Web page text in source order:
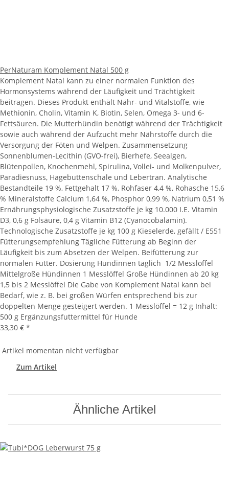
PerNaturam Komplement Natal 500 g
Komplement Natal kann zu einer normalen Funktion des
Hormonsystems während der Läufigkeit und Trächtigkeit
beitragen. Dieses Produkt enthält Nähr- und Vitalstoffe, wie
Methionin, Cholin, Vitamin K, Biotin, Selen, Omega 3- und 6-
Fettsäuren. Die Mutterhündin benötigt während der Trächtigkeit
sowie auch während der Aufzucht mehr Nährstoffe durch die
Versorgung der Föten und Welpen. Zusammensetzung
Sonnenblumen-Lecithin (GVO-frei), Bierhefe, Seealgen,
Blütenpollen, Knochenmehl, Spirulina, Vollei- und Molkenpulver,
Paradiesnuss, Hagebuttenschale und Lebertran. Analytische
Bestandteile 19 %, Fettgehalt 17 %, Rohfaser 4,4 %, Rohasche 15,6
% Mineralstoffe Calcium 1,64 %, Phosphor 0,99 %, Natrium 0,51 %
Ernährungsphysiologische Zusatzstoffe je kg 10.000 I.E. Vitamin
D3, 0,6 g Folsäure, 0,4 g Vitamin B12 (Cyanocobalamin).
Technologische Zusatzstoffe je kg 100 g Kieselerde, gefällt / E551
Fütterungsempfehlung Tägliche Fütterung ab Beginn der
Läufigkeit bis zum Absetzen der Welpen. Beifütterung zur
normalen Futter. Dosierung Hündinnen täglich 1/2 Messlöffel
Mittelgroße Hündinnen 1 Messlöffel Große Hündinnen ab 20 kg
1,5 bis 2 Messlöffel Die Gabe von Komplement Natal kann bei
Bedarf, wie z. B. bei großen Würfen entsprechend bis zur
doppelten Menge gesteigert werden. 1 Messlöffel = 12 g Inhalt:
500 g Ergänzungsfuttermittel für Hunde
33,30 € *
Artikel momentan nicht verfügbar
Zum Artikel
Ähnliche Artikel